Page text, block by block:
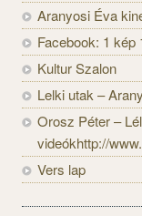
Aranyosi Éva
Facebook: 1 kép
Kultur Szalon
Lelki utak –
Orosz Péter –
videókhttp://
Vers lap